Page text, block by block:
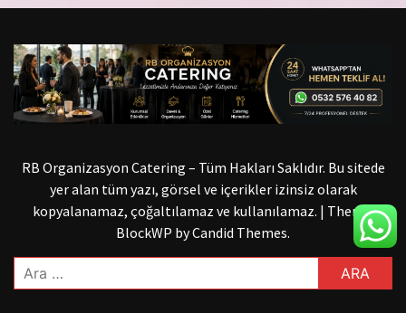
RB Organizasyon Catering – Tüm Hakları Saklıdır. Bu sitede
yer alan tüm yazı, görsel ve içerikler izinsiz olarak
kopyalanamaz, çoğaltılamaz ve kullanılamaz. | Theme:
BlockWP byCandid Themes.
Arama: